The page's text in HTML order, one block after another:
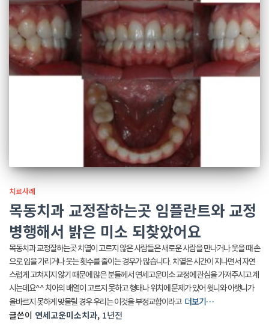
치료사례
목동치과 교정잘하는곳 임플란트와 교정
병행해서 밝은 미소 되찾았어요
목동치과 교정잘하는곳 치열이 고르지 않은 사람들은 새로운 사람을 만나거나 웃을 때 손
으로 입을 가리거나 웃는 횟수를 줄이는 경우가 많습니다. 치열은 시간이 지나면서 자연
스럽게 고쳐지지 않기 때문에 많은 분들께서 연세고운미소 교정에 관심을 가져주시고 계
시는데요^^ 치아의 배열이 고르지 못하고 형태나 위치에 문제가 있어 윗니와 아랫니가
올바르지 못하게 맞물릴 경우 우리는 이것을 부정교합이라고 더보기…
글쓴이 연세고운미소치과, 1년전